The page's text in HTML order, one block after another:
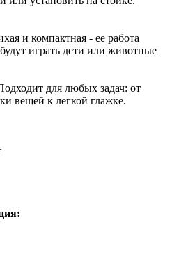
и компактная - ее работа
играть дети или животные
для любых задач: от
вещей к легкой глажке.